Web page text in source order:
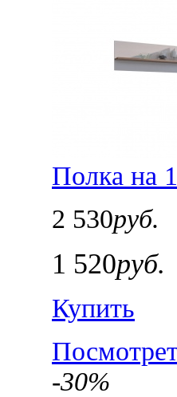
Полка на
2 530руб.
1 520руб.
Купить
-30%